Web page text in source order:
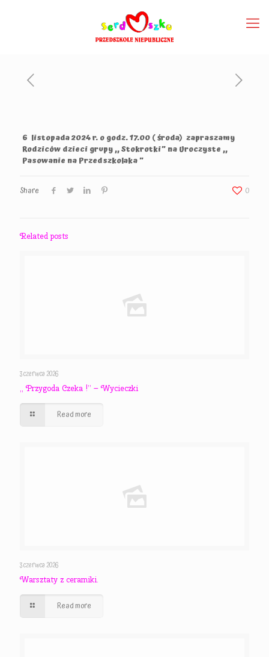
6 listopada 2024 r. o godz. 17.00 ( środa) zapraszamy
Rodziców dzieci grupy ,, Stokrotki” na Uroczyste ,,
Pasowanie na Przedszkolaka ”
Share 0
Related posts
3 czerwca 2026
,, Przygoda Czeka !” – Wycieczki
Read more
3 czerwca 2026
Warsztaty z ceramiki.
Read more